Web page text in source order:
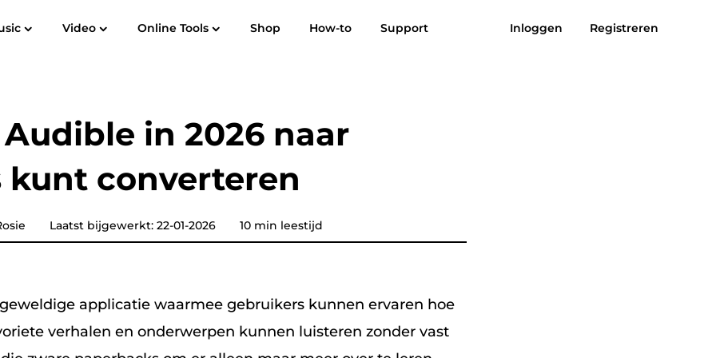
YouTube-muziekconvertor
Hoorbare omzetter
Pandora Muziek Converter
Video Online Tools Shop How-to Support Inloggen Registreren
Gebruikershandleiding Veelgestelde vragenReviews Download gratis Nu bestellen
Audible in 2026 naar
kunt converteren
Laatst bijgewerkt: 22-01-2026 10 min leestijd
applicatie waarmee gebruikers kunnen ervaren hoe
verhalen en onderwerpen kunnen luisteren zonder vast